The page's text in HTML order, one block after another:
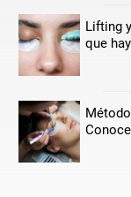
Lifting
que